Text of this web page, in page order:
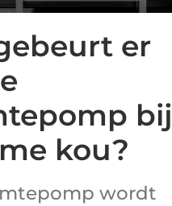
er
bij
kou?
wordt